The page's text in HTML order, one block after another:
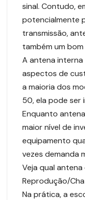
sinal. Contudo,
potencialmente
transmissão,
também um
A antena
aspectos de
a maioria dos
50, ela pode ser
Enquanto
maior nível de
equipamento
vezes demanda
Veja qual
Reprodução/
Na prática, a